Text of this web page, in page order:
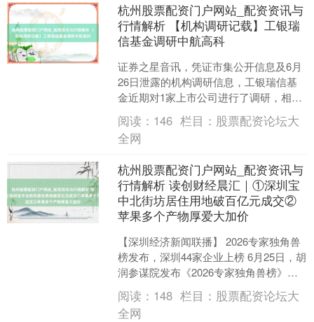
杭州股票配资门户网站_配资资讯与
行情解析 【机构调研记载】工银瑞
信基金调研中航高科
证券之星音讯，凭证市集公开信息及6月
26日泄露的机构调研信息，工银瑞信基
金近期对1家上市公司进行了调研，相关
名单如下： 1）中航高科 （工银瑞信基
金参与公司政策....
阅读： 146 栏目： 股票配资论坛大
全网
杭州股票配资门户网站_配资资讯与
行情解析 读创财经晨汇｜①深圳宝
中北街坊居住用地破百亿元成交②
苹果多个产物厚爱大加价
【深圳经济新闻联播】 2026专家独角兽
榜发布，深圳44家企业上榜 6月25日，胡
润参谋院发布《2026专家独角兽榜》，
专家独角兽企业总和达1603家，创下历
史....
阅读： 148 栏目： 股票配资论坛大
全网